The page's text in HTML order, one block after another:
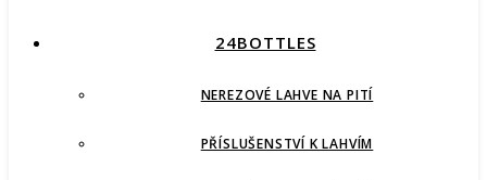
24BOTTLES
NEREZOVÉ LAHVE NA PITÍ
PŘÍSLUŠENSTVÍ K LAHVÍM